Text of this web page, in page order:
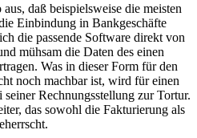
daß beispielsweise die meisten
Einbindung in Bankgeschäfte
die passende Software direkt von
mühsam die Daten des einen
Was in dieser Form für den
noch machbar ist, wird für einen
Rechnungsstellung zur Tortur.
das sowohl die Fakturierung als